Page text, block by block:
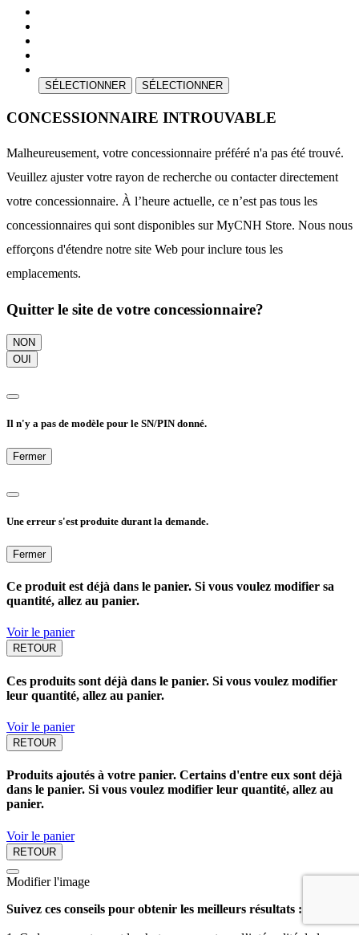
SÉLECTIONNER SÉLECTIONNER
CONCESSIONNAIRE INTROUVABLE
Malheureusement, votre concessionnaire préféré n'a pas été trouvé.
Veuillez ajuster votre rayon de recherche ou contacter directement
votre concessionnaire. À l’heure actuelle, ce n’est pas tous les
concessionnaires qui sont disponibles sur MyCNH Store. Nous nous
efforçons d'étendre notre site Web pour inclure tous les
emplacements.
Quitter le site de votre concessionnaire?
NON
OUI
Il n'y a pas de modèle pour le SN/PIN donné.
Fermer
Une erreur s'est produite durant la demande.
Fermer
Ce produit est déjà dans le panier. Si vous voulez modifier sa
quantité, allez au panier.
Voir le panier
RETOUR
Ces produits sont déjà dans le panier. Si vous voulez modifier
leur quantité, allez au panier.
Voir le panier
RETOUR
Produits ajoutés à votre panier. Certains d'entre eux sont déjà
dans le panier. Si vous voulez modifier leur quantité, allez au
panier.
Voir le panier
RETOUR
Modifier l'image
Suivez ces conseils pour obtenir les meilleurs résultats :